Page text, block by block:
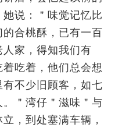
说：＂味觉记忆比
合桃酥，已有一百
家，得知我们有
吃着，他们总会想
不少旧顾客，如七
＂湾仔＂滋味＂与
，到处塞满车辆，